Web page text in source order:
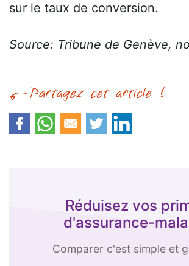
sur le taux de conversion.
Source: Tribune de Genève,
Réduisez vos
d'assurance-
Comparer c'est simple et